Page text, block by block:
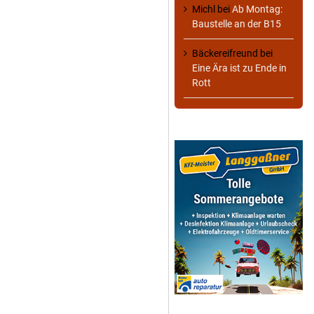
Michl beiAb Montag:
Baustelle an der B15
Bäckereifreund bei
Eine Ära ist zu Ende in
Rott